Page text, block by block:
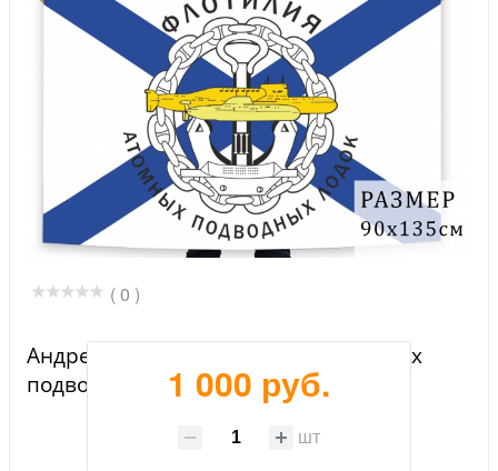
( 0 )
Андреевский флаг флотилии атомных
подводных лодок1 000 руб.
шт